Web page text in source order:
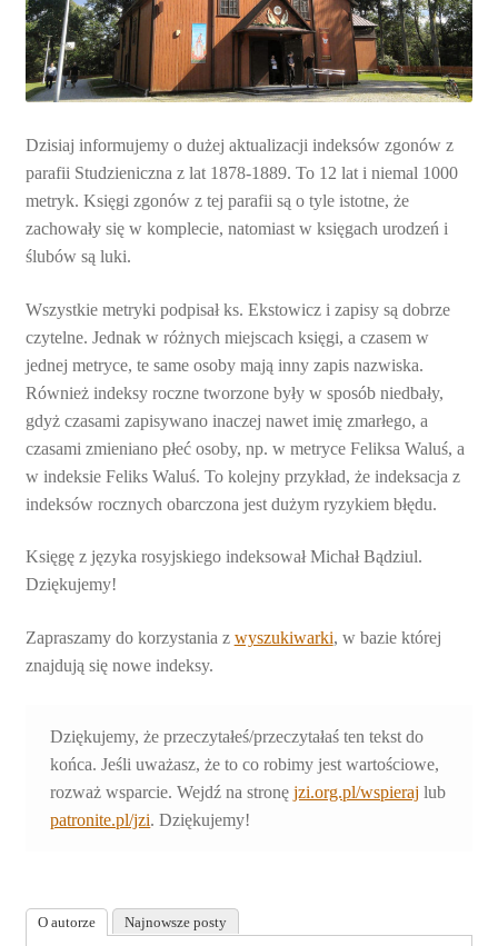
potomne
Pomoce
Rozwiń
menu
potomne
Dzisiaj informujemy o dużej aktualizacji indeksów zgonów z
parafii Studzieniczna z lat 1878-1889. To 12 lat i niemal 1000
metryk. Księgi zgonów z tej parafii są o tyle istotne, że
zachowały się w komplecie, natomiast w księgach urodzeń i
ślubów są luki.
Wszystkie metryki podpisał ks. Ekstowicz i zapisy są dobrze
czytelne. Jednak w różnych miejscach księgi, a czasem w
jednej metryce, te same osoby mają inny zapis nazwiska.
Również indeksy roczne tworzone były w sposób niedbały,
gdyż czasami zapisywano inaczej nawet imię zmarłego, a
czasami zmieniano płeć osoby, np. w metryce Feliksa Waluś, a
w indeksie Feliks Waluś. To kolejny przykład, że indeksacja z
indeksów rocznych obarczona jest dużym ryzykiem błędu.
Księgę z języka rosyjskiego indeksował Michał Bądziul.
Dziękujemy!
Zapraszamy do korzystania z wyszukiwarki, w bazie której
znajdują się nowe indeksy.
Dziękujemy, że przeczytałeś/przeczytałaś ten tekst do
końca. Jeśli uważasz, że to co robimy jest wartościowe,
rozważ wsparcie. Wejdź na stronęjzi.org.pl/wspieraj lub
patronite.pl/jzi. Dziękujemy!
O autorze Najnowsze posty